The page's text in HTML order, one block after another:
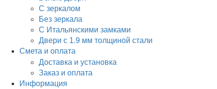
С зеркалом
Без зеркала
С Итальянскими замками
Двери с 1.9 мм толщиной стали
Смета и оплата
Доставка и установка
Заказ и оплата
Информация